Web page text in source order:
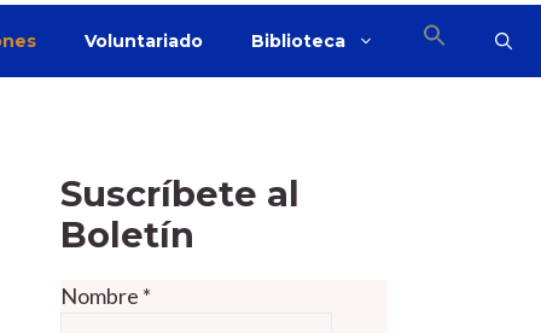
Voluntariado Biblioteca
Suscríbete al
Boletín
Nombre *